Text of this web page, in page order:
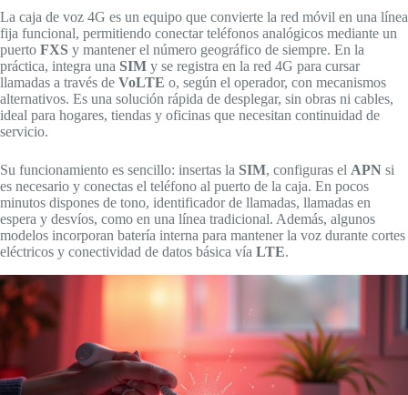
La caja de voz 4G es un equipo que convierte la red móvil en una línea
fija funcional, permitiendo conectar teléfonos analógicos mediante un
puerto FXS y mantener el número geográfico de siempre. En la
práctica, integra una SIM y se registra en la red 4G para cursar
llamadas a través de VoLTE o, según el operador, con mecanismos
alternativos. Es una solución rápida de desplegar, sin obras ni cables,
ideal para hogares, tiendas y oficinas que necesitan continuidad de
servicio.
Su funcionamiento es sencillo: insertas la SIM, configuras el APN si
es necesario y conectas el teléfono al puerto de la caja. En pocos
minutos dispones de tono, identificador de llamadas, llamadas en
espera y desvíos, como en una línea tradicional. Además, algunos
modelos incorporan batería interna para mantener la voz durante cortes
eléctricos y conectividad de datos básica vía LTE.